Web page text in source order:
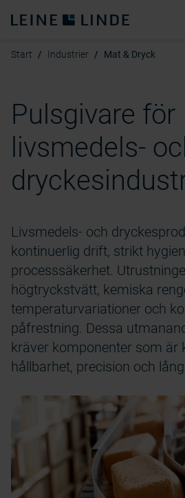
Start Industrier Mat & Dryck
Pulsgivare för
livsmedels-
Livsmedels- och
kontinuerlig drift, strikt
processsäkerhet.
högtryckstvätt, kemiska
temperaturvariationer och
påfrestning. Dessa
kräver komponenter som är
hållbarhet, precision och